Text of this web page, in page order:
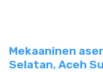
Mekaaninen
Selatan, Aceh